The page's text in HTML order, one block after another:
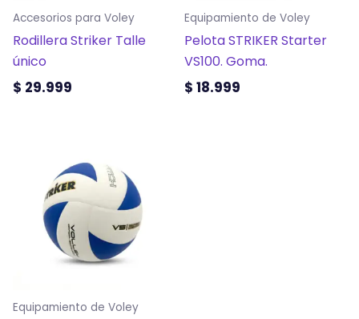
Accesorios para Voley
Rodillera Striker Talle
único
$ 29.999
pueden
elegir
en
la
Equipamiento de Voley
Pelota STRIKER Starter
VS100. Goma.
$ 18.999
Equipamiento de Voley